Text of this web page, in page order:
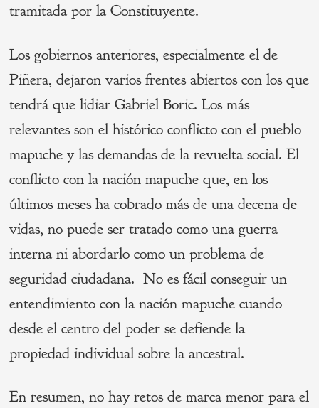
tramitada por la Constituyente.
Los gobiernos anteriores, especialmente el de
Piñera, dejaron varios frentes abiertos con los que
tendrá que lidiar Gabriel Boric. Los más
relevantes son el histórico conflicto con el pueblo
mapuche y las demandas de la revuelta social. El
conflicto con la nación mapuche que, en los
últimos meses ha cobrado más de una decena de
vidas, no puede ser tratado como una guerra
interna ni abordarlo como un problema de
seguridad ciudadana. No es fácil conseguir un
entendimiento con la nación mapuche cuando
desde el centro del poder se defiende la
propiedad individual sobre la ancestral.
En resumen, no hay retos de marca menor para el